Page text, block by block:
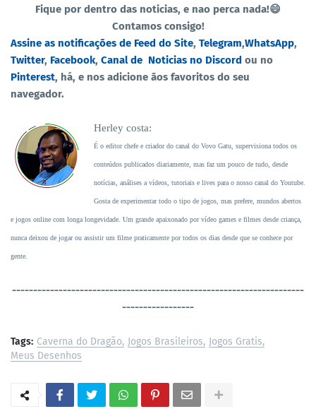
Fique por dentro das noticias, e nao perca nada!😄
Contamos consigo!
Assine as notificações de Feed do Site, Telegram,WhatsApp,
Twitter, Facebook, Canal de Noticias no Discord ou no
Pinterest, há, e nos adicione ãos favoritos do seu
navegador.
Herley costa:
É o editor chefe e criador do canal do Vovo Gatu, supervisiona todos os
conteúdos publicados diariamente, mas faz um pouco de tudo, desde
notícias, análises a vídeos, tutoriais e lives para o nosso canal do Youtube.
Gosta de experimentar todo o tipo de jogos, mas prefere, mundos abertos
e jogos online com longa longevidade. Um grande apaixonado por vídeo games e filmes desde criança,
nunca deixou de jogar ou assistir um filme praticamente por todos os dias desde que se conhece por
gente.
---------------------------------------------------------------------
-----------------
Tags: Caverna do Dragão Jogos Brasileiros Jogos Gratis
Meus Desenhos